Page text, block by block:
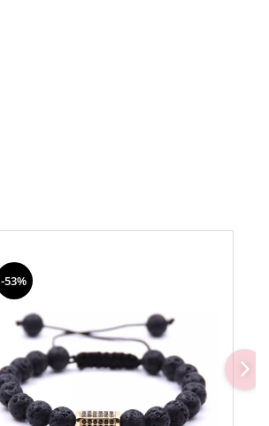
-53%